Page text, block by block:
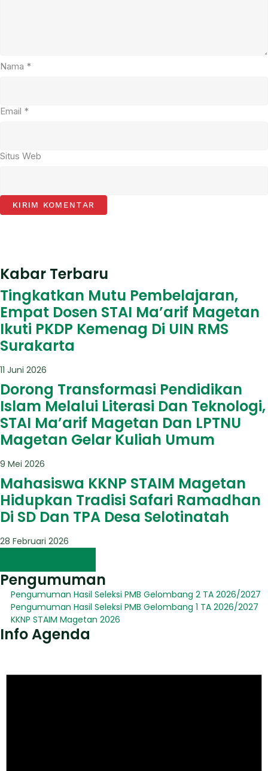
Nama *
Email *
Situs Web
Kabar Terbaru
Tingkatkan Mutu Pembelajaran,
Empat Dosen STAI Ma’arif Magetan
Ikuti PKDP Kemenag Di UIN RMS
Surakarta
11 Juni 2026
Dorong Transformasi Pendidikan
Islam Melalui Literasi Dan Teknologi,
STAI Ma’arif Magetan Dan LPTNU
Magetan Gelar Kuliah Umum
9 Mei 2026
Mahasiswa KKNP STAIM Magetan
Hidupkan Tradisi Safari Ramadhan
Di SD Dan TPA Desa Selotinatah
28 Februari 2026
Pengumuman
Pengumuman Hasil Seleksi PMB Gelombang 2 TA 2026/2027
Pengumuman Hasil Seleksi PMB Gelombang 1 TA 2026/2027
KKNP STAIM Magetan 2026
Info Agenda